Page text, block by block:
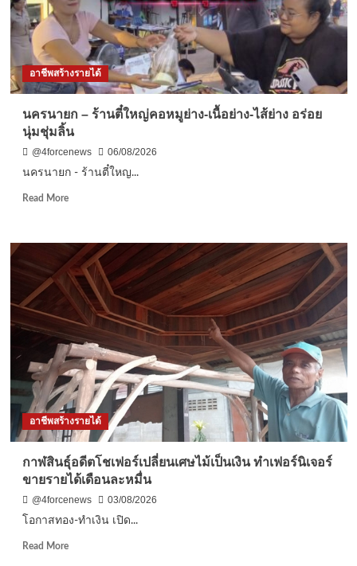
อาชีพสร้างรายได้
นครนายก – ร้านตี๋ใหญ่คอหมูย่าง-เนื้อย่าง-ไส้ย่าง อร่อย
นุ่มชุ่มลิ้น
@4forcenews
06/08/2026
นครนายก - ร้านตี๋ใหญ...
Read MoreRead
นครนายก
–
ร้าน
ตี๋
ใหญ่
คอ
ย่าง-
เนื้อ
ย่าง-
ไส้
ย่าง
อร่อย
นุ่ม
ชุ่ม
ลิ้น
อาชีพสร้างรายได้
กาฬสินธุ์อดีตโชเฟอร์เปลี่ยนเศษไม้เป็นเงิน ทำเฟอร์นิเจอร์
ขายรายได้เดือนละหมื่น
@4forcenews
03/08/2026
โอกาสทอง-ทำเงิน เปิด...
Read MoreRead